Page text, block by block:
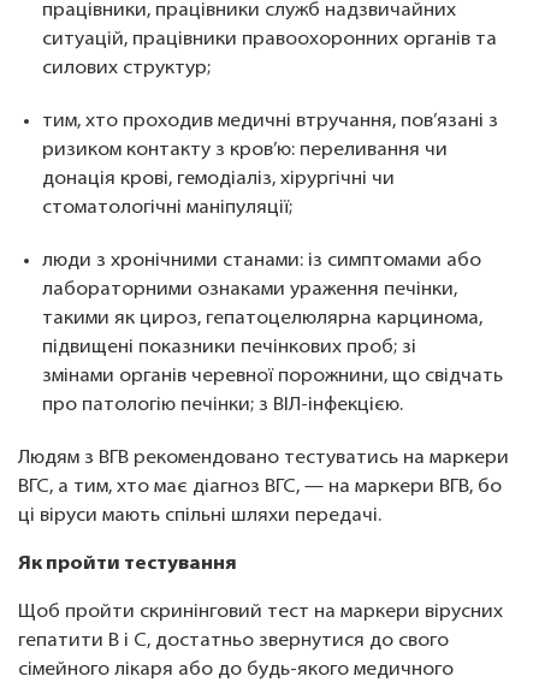
працівники, працівники служб надзвичайних
ситуацій, працівники правоохоронних органів та
силових структур;
тим, хто проходив медичні втручання, пов’язані з
ризиком контакту з кров’ю: переливання чи
донація крові, гемодіаліз, хірургічні чи
стоматологічні маніпуляції;
люди з хронічними станами: із симптомами або
лабораторними ознаками ураження печінки,
такими як цироз, гепатоцелюлярна карцинома,
підвищені показники печінкових проб; зі
змінами органів черевної порожнини, що свідчать
про патологію печінки; з ВІЛ-інфекцією.
Людям з ВГВ рекомендовано тестуватись на маркери
ВГС, а тим, хто має діагноз ВГС, — на маркери ВГВ, бо
ці віруси мають спільні шляхи передачі.
Як пройти тестування
Щоб пройти скринінговий тест на маркери вірусних
гепатити В і С, достатньо звернутися до свого
сімейного лікаря або до будь-якого медичного